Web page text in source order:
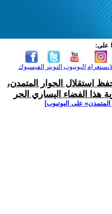
على:
الفيسبوك التويتر اليوتيوب
استقلال الحوار المتمدن،
هذا الفضاء اليساري الحر
على اليوتيوب]